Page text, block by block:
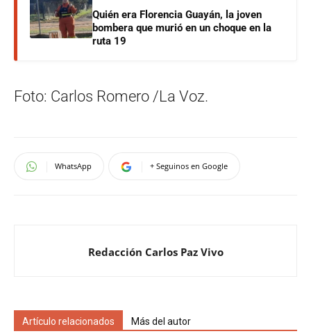
Quién era Florencia Guayán, la joven
bombera que murió en un choque en la
ruta 19
Foto: Carlos Romero /La Voz.
WhatsApp + Seguinos en Google
Redacción Carlos Paz Vivo
Artículo relacionados Más del autor